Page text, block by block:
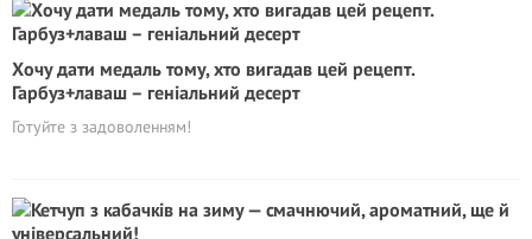
Хочу дати медаль тому, хто вигадав цей рецепт.
Гарбуз+лаваш – геніальний десерт
Готуйте з задоволенням!